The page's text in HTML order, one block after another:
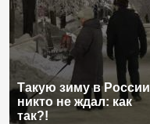
Такую зиму в России
никто не ждал: как
так?!